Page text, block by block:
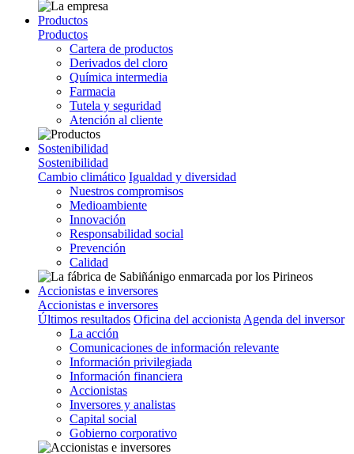
Productos
Productos
Cartera de productos
Derivados del cloro
Química intermedia
Farmacia
Tutela y seguridad
Atención al cliente
Sostenibilidad
Sostenibilidad
Cambio climático Igualdad y diversidad
Nuestros compromisos
Medioambiente
Innovación
Responsabilidad social
Prevención
Calidad
Accionistas e inversores
Accionistas e inversores
Últimos resultados Oficina del accionista Agenda del inversor
La acción
Comunicaciones de información relevante
Información privilegiada
Información financiera
Accionistas
Inversores y analistas
Capital social
Gobierno corporativo